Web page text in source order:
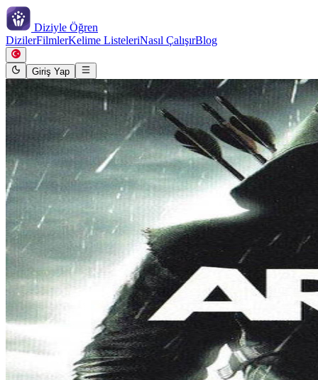
Diziyle Öğren
DizilerFilmlerKelime ListeleriNasıl ÇalışırBlog
Giriş Yap